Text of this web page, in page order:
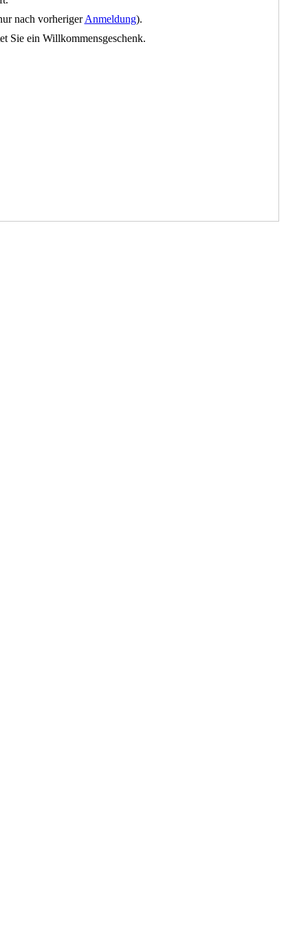
nach vorherigerAnmeldung).
Sie ein Willkommensgeschenk.